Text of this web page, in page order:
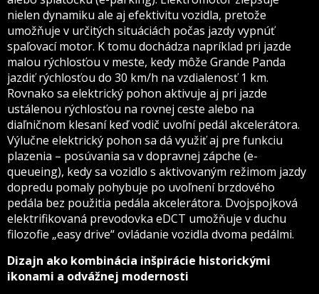
nielen dynamiku ale aj efektivitu vozidla, pretože
umožňuje v určitých situáciách počas jazdy vypnúť
spaľovací motor. K tomu dochádza napríklad pri jazde
malou rýchlosťou v meste, kedy môže Grande Panda
jazdiť rýchlosťou do 30 km/h na vzdialenosť 1 km.
Rovnako sa elektrický pohon aktivuje aj pri jazde
ustálenou rýchlosťou na rovnej ceste alebo na
diaľničnom klesaní keď vodič uvoľní pedál akcelerátora.
Výlučne elektrický pohon sa dá využiť aj pre funkciu
plazenia – posúvania sa v dopravnej zápche (e-
queueing), kedy sa vozidlo s aktivovaným režimom jazdy
dopredu pomaly pohybuje po uvoľnení brzdového
pedála bez použitia pedála akcelerátora. Dvojspojková
elektrifikovaná prevodovka eDCT umožňuje v duchu
filozofie „easy drive“ ovládanie vozidla dvoma pedálmi.
Dizajn ako kombinácia inšpirácie historickými
ikonami a odvážnej modernosti